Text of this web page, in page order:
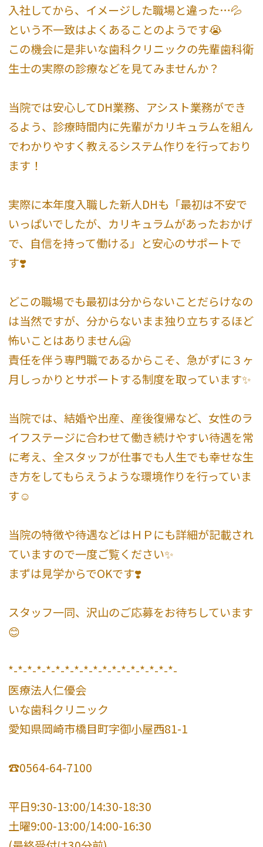
入社してから、イメージした職場と違った…💦
という不一致はよくあることのようです😭
この機会に是非いな歯科クリニックの先輩歯科衛
生士の実際の診療などを見てみませんか？
当院では安心してDH業務、アシスト業務ができ
るよう、診療時間内に先輩がカリキュラムを組ん
でわかりやすく教えるシステム作りを行っており
ます！
実際に本年度入職した新人DHも「最初は不安で
いっぱいでしたが、カリキュラムがあったおかげ
で、自信を持って働ける」と安心のサポートで
す❣️
どこの職場でも最初は分からないことだらけなの
は当然ですが、分からないまま独り立ちするほど
怖いことはありません🥶
責任を伴う専門職であるからこそ、急がずに３ヶ
月しっかりとサポートする制度を取っています✨
当院では、結婚や出産、産後復帰など、女性のラ
イフステージに合わせて働き続けやすい待遇を常
に考え、全スタッフが仕事でも人生でも幸せな生
き方をしてもらえうような環境作りを行っていま
す☺️
当院の特徴や待遇などはＨＰにも詳細が記載され
ていますので一度ご覧ください✨
まずは見学からでOKです❣️
スタッフ一同、沢山のご応募をお待ちしています
😊
*-*-*-*-*-*-*-*-*-*-*-*-*-*-*-*-*-*-
医療法人仁優会
いな歯科クリニック
愛知県岡崎市橋目町字御小屋西81-1
☎️0564-64-7100
平日9:30-13:00/14:30-18:30
土曜9:00-13:00/14:00-16:30